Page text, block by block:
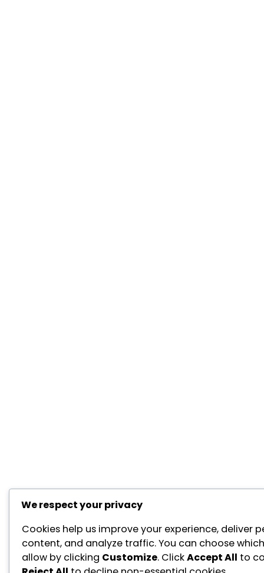
We respect your privacy
Cookies help us improve your experience, deliver
content, and analyze traffic. You can choose
allow by clicking Customize. ClickAccept All to